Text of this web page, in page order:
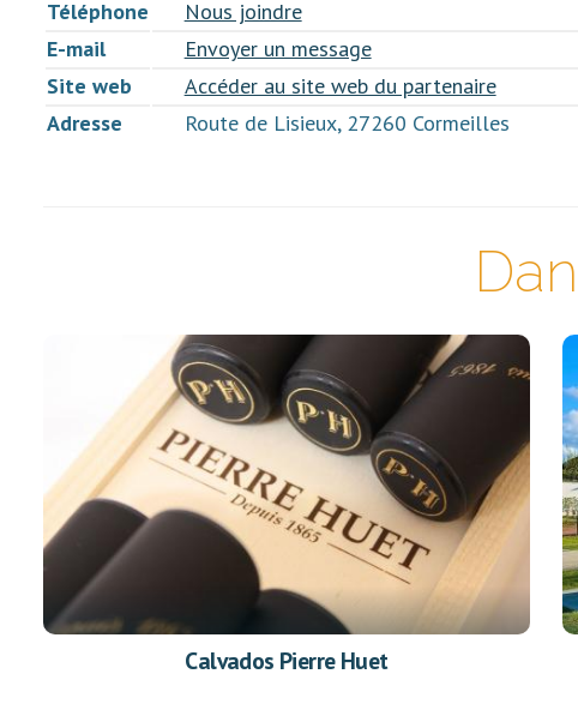
Téléphone
Nous joindre
E-mail
Envoyer un message
Site web
Accéder au site web du partenaire
Adresse
Route de Lisieux, 27260 Cormeilles
Calvados Pierre Huet